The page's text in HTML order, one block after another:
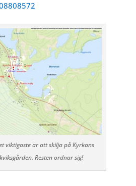
viktigaste är att skilja på Kyrkans
Resten ordnar sig!